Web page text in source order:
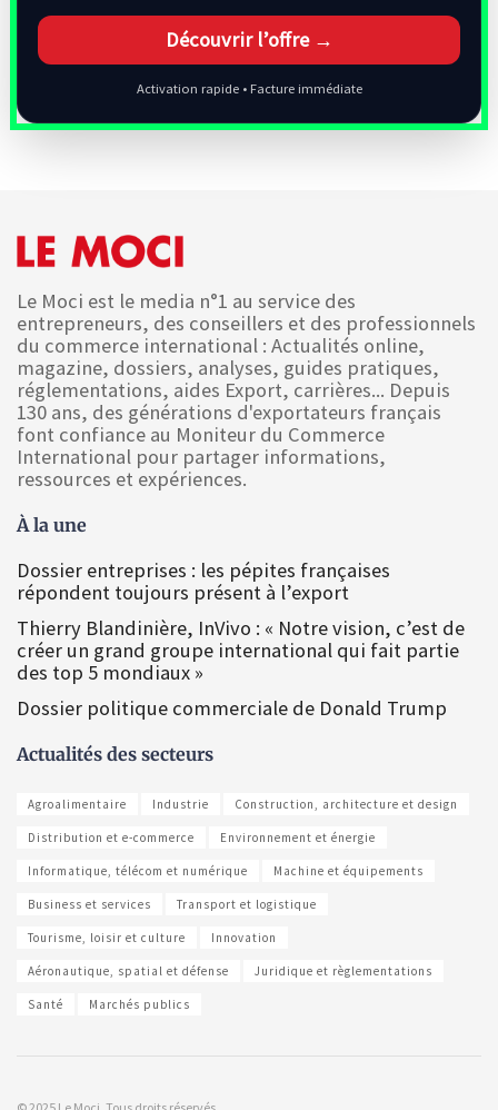
Découvrir l’offre →
Activation rapide • Facture immédiate
Le Moci est le media n°1 au service des
entrepreneurs, des conseillers et des professionnels
du commerce international : Actualités online,
magazine, dossiers, analyses, guides pratiques,
réglementations, aides Export, carrières... Depuis
130 ans, des générations d'exportateurs français
font confiance au Moniteur du Commerce
International pour partager informations,
ressources et expériences.
À la une
Dossier entreprises : les pépites françaises
répondent toujours présent à l’export
Thierry Blandinière, InVivo : « Notre vision, c’est de
créer un grand groupe international qui fait partie
des top 5 mondiaux »
Dossier politique commerciale de Donald Trump
Actualités des secteurs
Agroalimentaire Industrie Construction, architecture et design
Distribution et e-commerce Environnement et énergie
Informatique, télécom et numérique Machine et équipements
Business et services Transport et logistique
Tourisme, loisir et culture Innovation
Aéronautique, spatial et défense Juridique et règlementations
Santé Marchés publics